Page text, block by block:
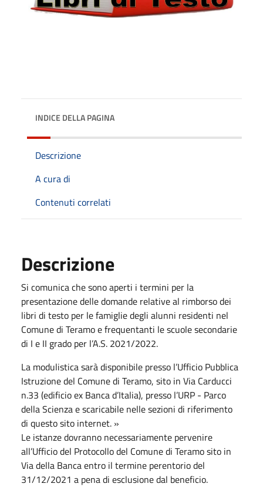
INDICE DELLA PAGINA
Descrizione
A cura di
Contenuti correlati
Descrizione
Si comunica che sono aperti i termini per la
presentazione delle domande relative al rimborso dei
libri di testo per le famiglie degli alunni residenti nel
Comune di Teramo e frequentanti le scuole secondarie
di I e II grado per l’A.S. 2021/2022.
La modulistica sarà disponibile presso l’Ufficio Pubblica
Istruzione del Comune di Teramo, sito in Via Carducci
n.33 (edificio ex Banca d’Italia), presso l’URP - Parco
della Scienza e scaricabile nelle sezioni di riferimento
di questo sito internet. »
Le istanze dovranno necessariamente pervenire
all’Ufficio del Protocollo del Comune di Teramo sito in
Via della Banca entro il termine perentorio del
31/12/2021 a pena di esclusione dal beneficio.